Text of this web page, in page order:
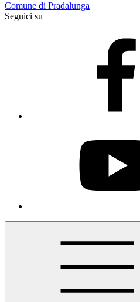
Comune di Pradalunga
Seguici su